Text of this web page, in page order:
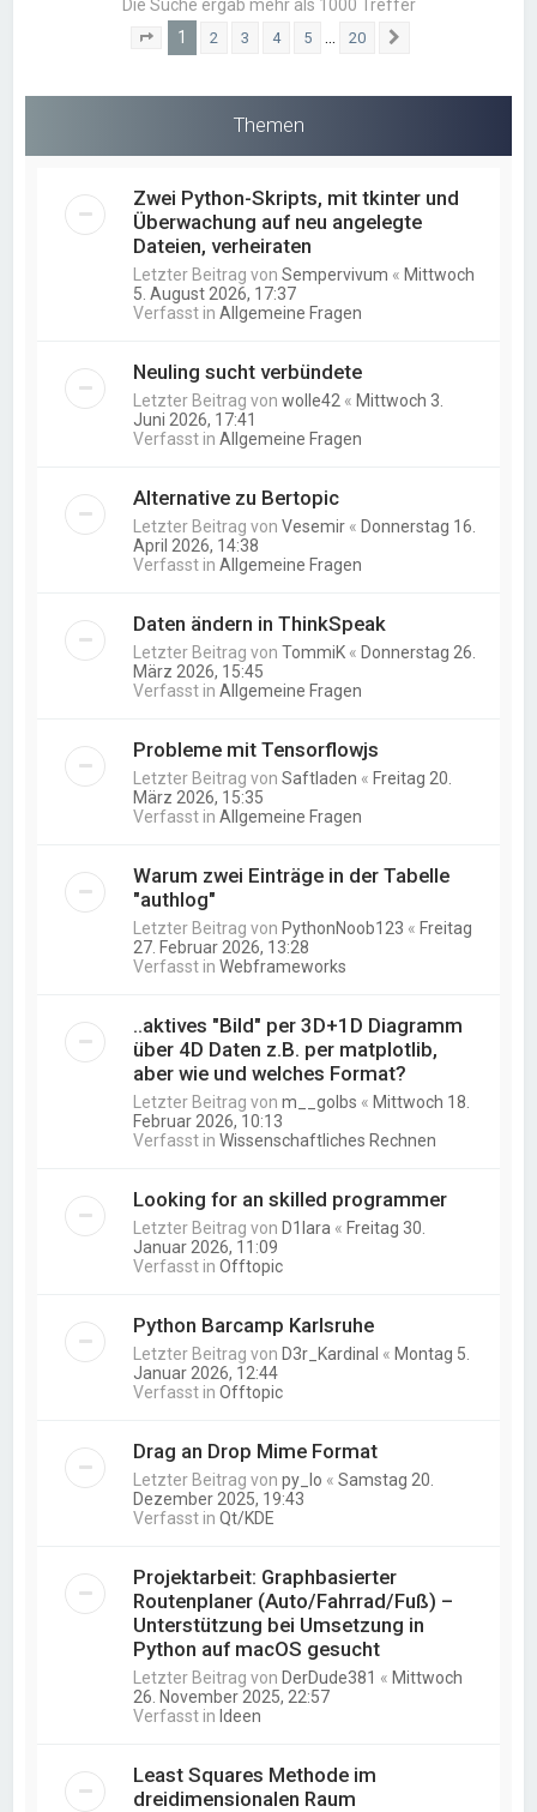
Die Suche ergab mehr als 1000 Treffer
Seite von 20
1 2 3 4 5 … 20
Themen
Zwei Python-Skripts, mit tkinter und
Überwachung auf neu angelegte
Dateien, verheiraten
Letzter Beitrag vonSempervivum « Mittwoch
5. August 2026, 17:37
Verfasst inAllgemeine Fragen
Neuling sucht verbündete
Letzter Beitrag vonwolle42 « Mittwoch 3.
Juni 2026, 17:41
Verfasst inAllgemeine Fragen
Alternative zu Bertopic
Letzter Beitrag vonVesemir « Donnerstag 16.
April 2026, 14:38
Verfasst inAllgemeine Fragen
Daten ändern in ThinkSpeak
Letzter Beitrag vonTommiK « Donnerstag 26.
März 2026, 15:45
Verfasst inAllgemeine Fragen
Probleme mit Tensorflowjs
Letzter Beitrag vonSaftladen « Freitag 20.
März 2026, 15:35
Verfasst inAllgemeine Fragen
Warum zwei Einträge in der Tabelle
"authlog"
Letzter Beitrag von PythonNoob123 « Freitag
27. Februar 2026, 13:28
Verfasst inWebframeworks
..aktives "Bild" per 3D+1D Diagramm
über 4D Daten z.B. per matplotlib,
aber wie und welches Format?
Letzter Beitrag vonm__golbs « Mittwoch 18.
Februar 2026, 10:13
Verfasst inWissenschaftliches Rechnen
Looking for an skilled programmer
Letzter Beitrag von D1lara « Freitag 30.
Januar 2026, 11:09
Verfasst inOfftopic
Python Barcamp Karlsruhe
Letzter Beitrag von D3r_Kardinal « Montag 5.
Januar 2026, 12:44
Verfasst inOfftopic
Drag an Drop Mime Format
Letzter Beitrag vonpy_lo «Samstag 20.
Dezember 2025, 19:43
Verfasst inQt/KDE
Projektarbeit: Graphbasierter
Routenplaner (Auto/Fahrrad/Fuß) –
Unterstützung bei Umsetzung in
Python auf macOS gesucht
Letzter Beitrag von DerDude381 « Mittwoch
26. November 2025, 22:57
Verfasst in Ideen
Least Squares Methode im
dreidimensionalen Raum